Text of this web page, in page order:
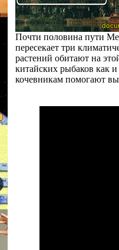
Почти половина пути
пересекает три
растений обитают на
китайских рыбаков как
кочевникам помогают